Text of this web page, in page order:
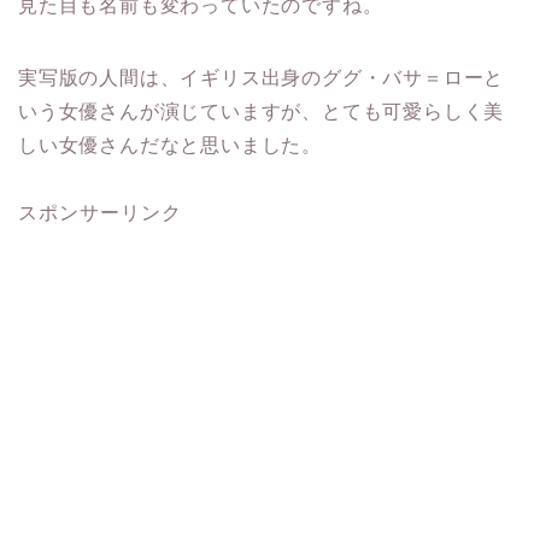
見た目も名前も変わっていたのですね。
実写版の人間は、イギリス出身のググ・バサ＝ローと
いう女優さんが演じていますが、とても可愛らしく美
しい女優さんだなと思いました。
スポンサーリンク